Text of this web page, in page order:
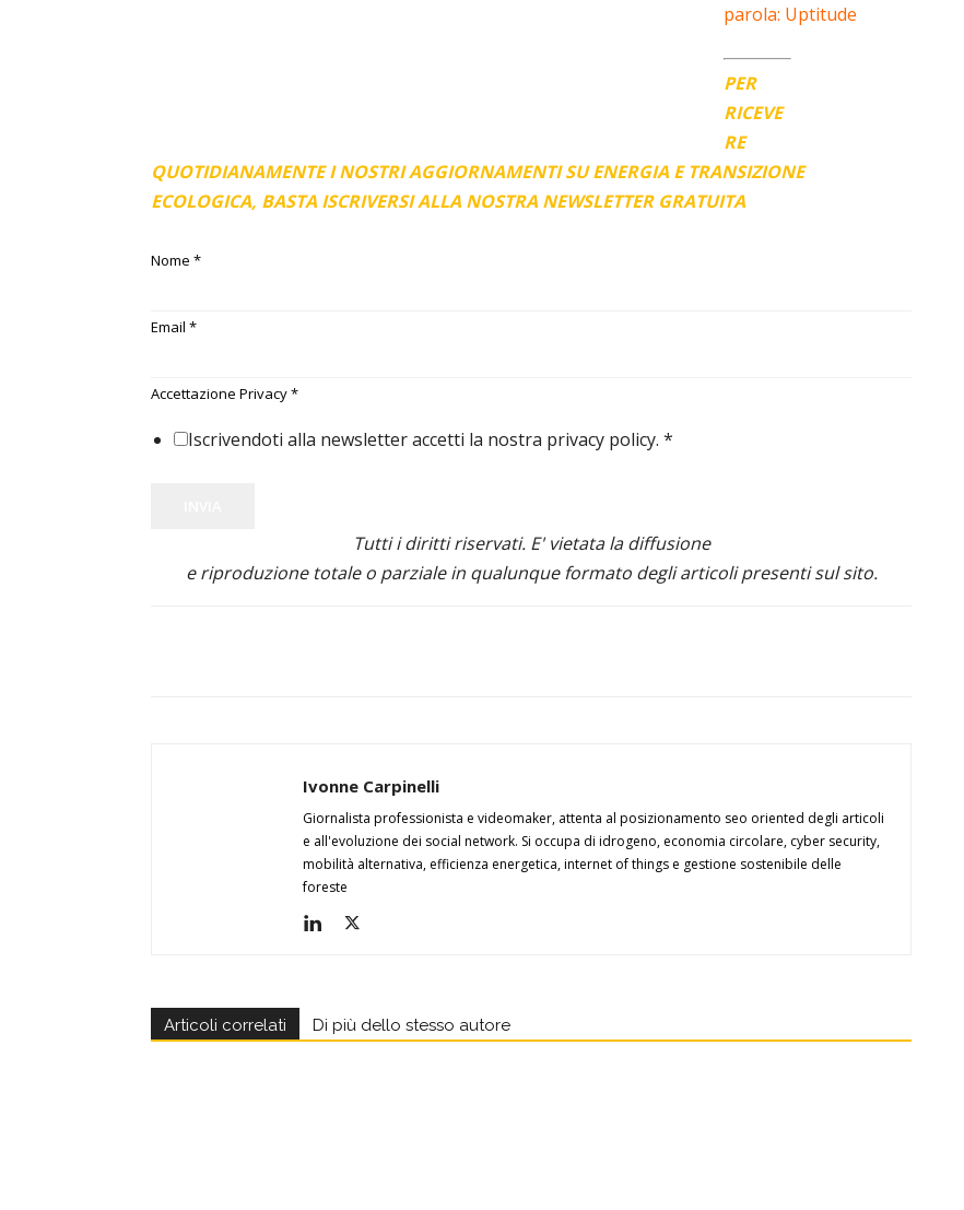
parola: Uptitude
PER
RICEVE
RE
QUOTIDIANAMENTE I NOSTRI AGGIORNAMENTI SU ENERGIA E TRANSIZIONE
ECOLOGICA, BASTA ISCRIVERSI ALLA NOSTRA NEWSLETTER GRATUITA
Nome *
Email *
Accettazione Privacy*
Iscrivendoti alla newsletter accetti la nostra privacy policy. *
Tutti i diritti riservati. E' vietata la diffusione
e riproduzione totale o parziale in qualunque formato degli articoli presenti sul sito.
Ivonne Carpinelli
Giornalista professionista e videomaker, attenta al posizionamento seo oriented degli articoli
e all'evoluzione dei social network. Si occupa di idrogeno, economia circolare, cyber security,
mobilità alternativa, efficienza energetica, internet of things e gestione sostenibile delle
foreste
Articoli correlati Di più dello stesso autore